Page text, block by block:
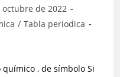
octubre de 2022
/ Tabla periodica
, de símbolo Si